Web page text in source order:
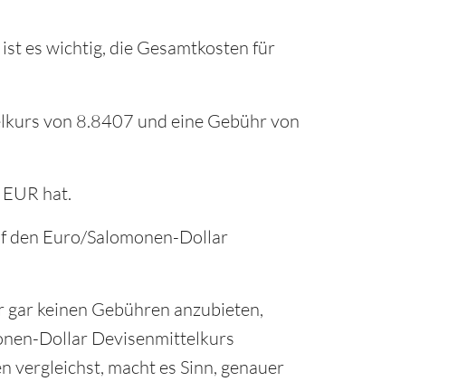
es wichtig, die Gesamtkosten für
von 8.8407 und eine Gebühr von
hat.
den Euro/Salomonen-Dollar
keinen Gebühren anzubieten,
Dollar Devisenmittelkurs
vergleichst, macht es Sinn, genauer